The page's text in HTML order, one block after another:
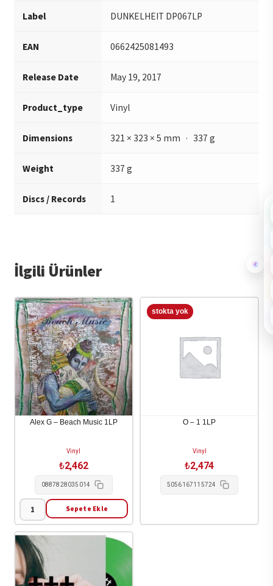
Label DUNKELHEIT DP067LP
EAN 0662425081493
Release Date May 19, 2017
Product_type Vinyl
Dimensions 321 × 323 × 5 mm · 337 g
Weight 337 g
Discs / Records 1
İlgili Ürünler
Alex G – Beach Music 1LP
Vinyl
₺2,462
0887828035014
Alex
G
-
Beach
Music
Sepete Ekle
O – 1 1LP
Vinyl
₺2,474
5056167115724